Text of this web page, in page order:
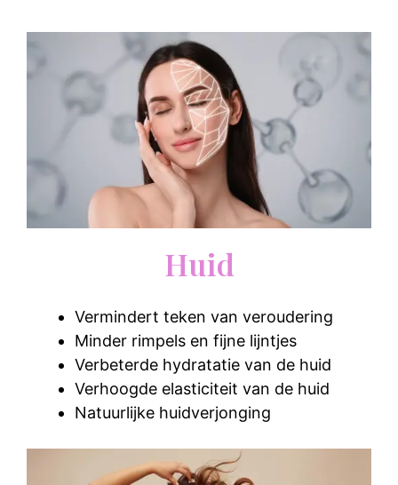
Huid
Vermindert teken van veroudering
Minder rimpels en fijne lijntjes
Verbeterde hydratatie van de huid
Verhoogde elasticiteit van de huid
Natuurlijke huidverjonging